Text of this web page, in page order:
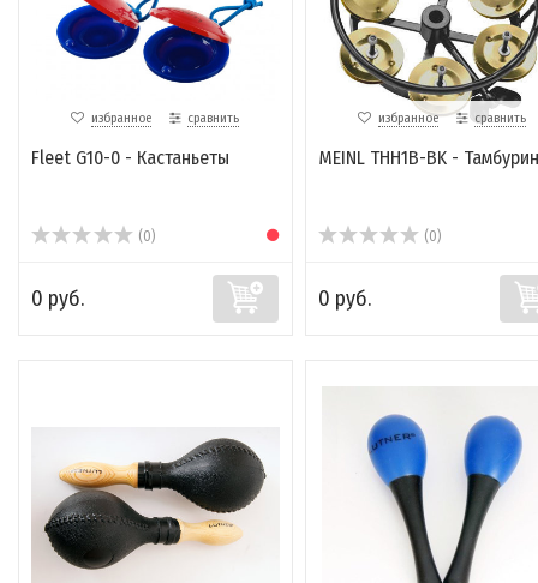
избранное сравнить
Fleet G10-0 - Кастаньеты
(0)
0 руб.
избранное сравнить
MEINL THH1B-BK - Тамбурин
(0)
0 руб.